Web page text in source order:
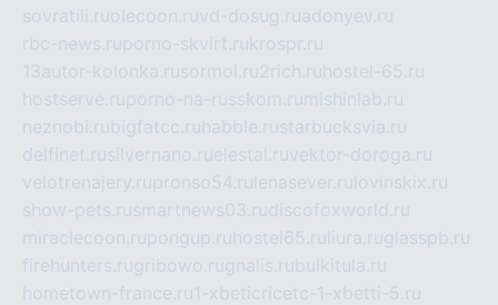
sovratili.ruolecoon.ruvd-dosug.ruadonyev.ru
rbc-news.ruporno-skvirt.rukrospr.ru
13autor-kolonka.rusormol.ru2rich.ru hostel-65.ru
hostserve.ruporno-na-russkom.ru mishinlab.ru
neznobi.rubigfatcc.ru habble.rustarbucksvia.ru
delfinet.rusilvernano.ruelestal.ruvektor-doroga.ru
velotrenajery.rupronso54.ru lenasever.ru lovinskix.ru
show-pets.rusmartnews03.rudiscofoxworld.ru
miraclecoon.rupongup.ru hostel65.ru liura.ruglasspb.ru
firehunters.rugribowo.rugnalis.rubulkitula.ru
hometown-france.ru1-xbeticricetc-1-xbetti-5.ru